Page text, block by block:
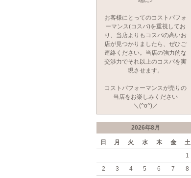
お客様にとってのコストパフォ
ーマンス(コスパ)を重視してお
り、当店よりもコスパの高いお
店が見つかりましたら、ぜひご
連絡ください。当店の強力的な
交渉力でそれ以上のコスパを実
現させます。
コストパフォーマンスが売りの
当店をお楽しみください
＼(^o^)／
2026年8月
日 月 火 水 木 金
土
1
2
3 4 5 6 7
8